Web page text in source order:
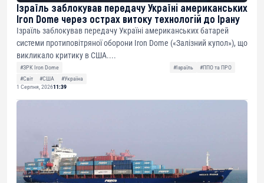
Ізраїль заблокував передачу Україні американських
Iron Dome через острах витоку технологій до Ірану
Ізраїль заблокував передачу Україні американських батарей
системи протиповітряної оборони Iron Dome («Залізний купол»), що
викликало критику в США....
#ЗРК Iron Dome #Ізраїль
#ППО та ПРО
#Світ
#США
#Україна
1 Серпня, 202611:39